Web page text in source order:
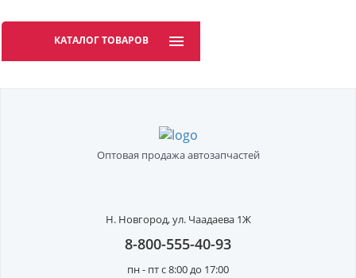
КАТАЛОГ ТОВАРОВ
Оптовая продажа автозапчастей
Н. Новгород,ул. Чаадаева 1Ж
8-800-555-40-93
пн - пт с 8:00 до 17:00